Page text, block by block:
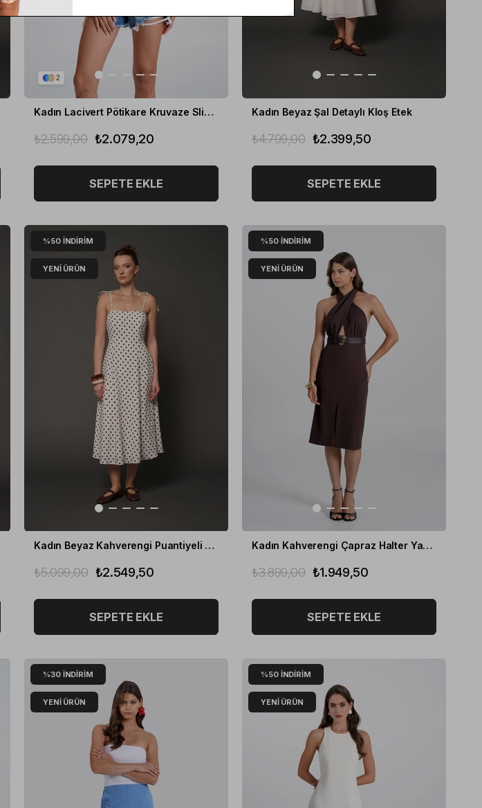
2
Kadın Lacivert Pötikare Kruvaze Slim Fit Yelek
₺2.079,20
₺2.599,00
SEPETE EKLE
Kadın Beyaz Şal Detaylı Kloş Etek
₺2.399,50
₺4.799,00
SEPETE EKLE
Kadın Beyaz Kahverengi Puantiyeli Askılı Elbise
₺2.549,50
₺5.099,00
SEPETE EKLE
%50 İNDIRIM
YENI ÜRÜN
Kadın Kahverengi Çapraz Halter Yaka Midi Elbise
₺1.949,50
₺3.899,00
SEPETE EKLE
%50 İNDIRIM
YENI ÜRÜN
%30 İNDIRIM
YENI ÜRÜN
%50 İNDIRIM
YENI ÜRÜN